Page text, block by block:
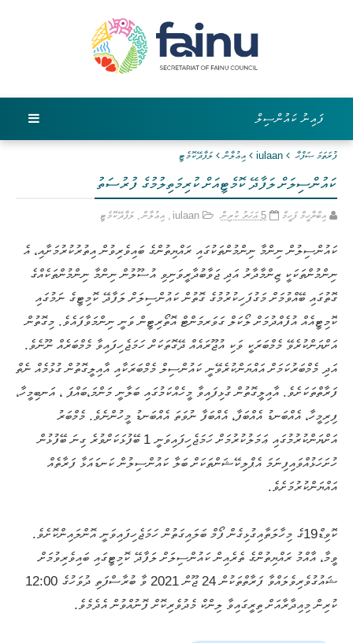
ފައިނު ކައުންސިލް
ފުރަތަމަ ޞަފްޙާ iulaan އިޢުލާން ލަފާދޭކޮމެޓީ
ކައުންސިލަށް ލަފާދޭ ކޮމެޓީއަށް ކުރިމަތިލުމުގެ ފުރުސަތު
އިބްރާހީމް ފަހީމް 5 އަހަރު ކުރިން iulaan
, އިޢުލާން , ލަފާދޭކޮމެޓީ
ކައުންސިލުން ނިންމާ ނިންމުންތަކުގައި ރައްޔިތުންގެ ބައިވެރިވުން އިތުރުކުރުމަށާއި، އެ
ނިންމުންތަކަކީ ޒިންމާދާރު އަދި ޖަވާބުދާރީވަނިވި އުސޫލުން ނިންމާ ނިންމުންތަކެއްގެ
ގޮތުގައި ބޭއްވުމަށް މަގުފަހިކުރުމުގެ ގޮތުން ކައުންސިލަށް ލަފާދޭ ކޮމިޓީގެ ނަމުގައި
ކޮމިޓީއެއް އުފެއްދުމަށް ލޯކަލް ގަވަރމަންޓް އޮތޯރިޓީން ވަނީ ނިންމަވާފައެވެ. މިގޮތުން
އަށްޔަންކުރެވޭ މެމްބަރަކީ ވަކި އުޖޫރައެއް ދޭގޮތަކަށް ހަމަޖެހިފައިވާ މެމްބަރެއް ނޫނެވެ.
އަދި މެމްބަރުކަމަށް އައްޔަންކުރެވޭނީ ކައުންސިލް މެމްބަރަކާއި އާއިލީގޮތުން ގުޅުމެއް ނެތް
ފަރާތްތަކަށެވެ. އާއިލީގޮތުން ގުޅިފައިވާ މީހެއްކަމުގައި ބަލާނީ މަންމަ،ބައްޕަ ، އަނބިމީހާ،
ފިރިމީހާ، އެއްބަނޑު އެއްބަފާ، އެއްބަފާ ނުވަތަ އެއްބަނޑު މީހުންނެވެ. މެމްބަރު
އަށްޔަންކުރުމުގައި ޢަމަލުކުރުމަށް ހަމަޖެހިފައިވަނީ 1 ބޭފުޅަކަށްވުރެ ގިނަ ބޭފުޅުން
ހުށަހަޅުއްވައިފިނަމަ އެޕްލިކޭޝަންތަކަށް ބަލާ ކައުންސިލުން ކަނޑައަޅާ ފަރާތެއް
އައްޔަންކުރުމަށެވެ.
ކޮވިޑް19ގެ މިހާލަތާއިގުޅިގެން ފޯމް ބަލައިގަތުން ހަމަޖެހިފައިވަނީ އޮންލައިންކޮށެވެ.
ވީމާ، އާއްމު ރައްޔިތުންގެ ތެރެއިން ކައުންސިލަށް ލަފާދޭ ކޮމިޓީގައި ބައިވެރިވުމަށް
ޝައުގުވެރިވެލައްވާ ފަރާތްތަކުން 24 ޖޫން 2021 ވާ ބުރާސްފަތި ދުވަހުގެ 12:00
ކުރިން މިއިދާރާއަށް ތިރީގައިވާ ލިންކް މެދުވެރިކޮށް ފޮނުއްވުން އެދެމެވެ.